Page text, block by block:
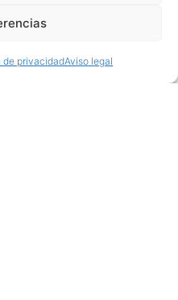
de privacidadAviso legal